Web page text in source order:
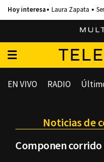
Laura Zapata
EN VIVO RADIO
Noticias de
Componen